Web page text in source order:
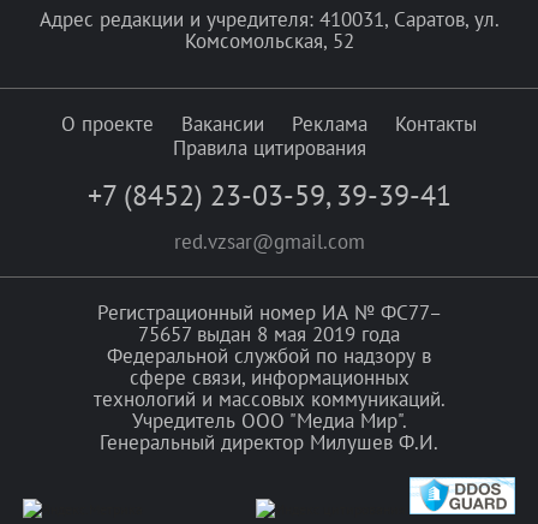
Адрес редакции и учредителя: 410031, Саратов, ул.
Комсомольская, 52
О проекте Вакансии Реклама
Контакты
Правила цитирования
+7 (8452) 23-03-59, 39-39-41
red.vzsar@gmail.com
Регистрационный номер ИА № ФС77–
75657 выдан 8 мая 2019 года
Федеральной службой по надзору в
сфере связи, информационных
технологий и массовых коммуникаций.
Учредитель ООО "Медиа Мир".
Генеральный директор Милушев Ф.И.